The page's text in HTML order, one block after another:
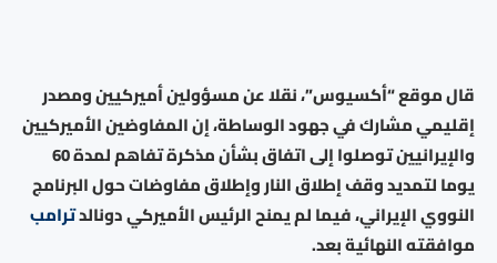
قال موقع “أكسيوس”، نقلا عن مسؤولين أميركيين ومصدر
إقليمي مشارك في جهود الوساطة، إن المفاوضين الأميركيين
والإيرانيين توصلوا إلى اتفاق بشأن مذكرة تفاهم لمدة 60
يوما لتمديد وقف إطلاق النار وإطلاق مفاوضات حول البرنامج
النووي الإيراني، فيما لم يمنح الرئيس الأميركي دونالدترامب
موافقته النهائية بعد.